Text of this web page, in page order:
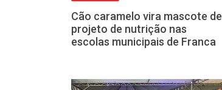
Cão caramelo vira mascote de
projeto de nutrição nas
escolas municipais de Franca